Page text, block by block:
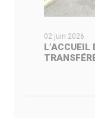
02 juin 2026
L’ACCUEIL